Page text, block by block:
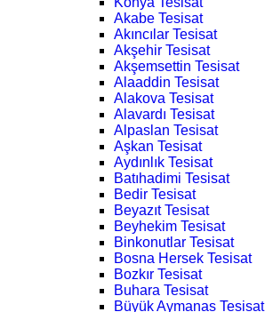
Akabe Tesisat
Akıncılar Tesisat
Akşehir Tesisat
Akşemsettin Tesisat
Alaaddin Tesisat
Alakova Tesisat
Alavardı Tesisat
Alpaslan Tesisat
Aşkan Tesisat
Aydınlık Tesisat
Batıhadimi Tesisat
Bedir Tesisat
Beyazıt Tesisat
Beyhekim Tesisat
Binkonutlar Tesisat
Bosna Hersek Tesisat
Bozkır Tesisat
Buhara Tesisat
Büyük Aymanas Tesisat